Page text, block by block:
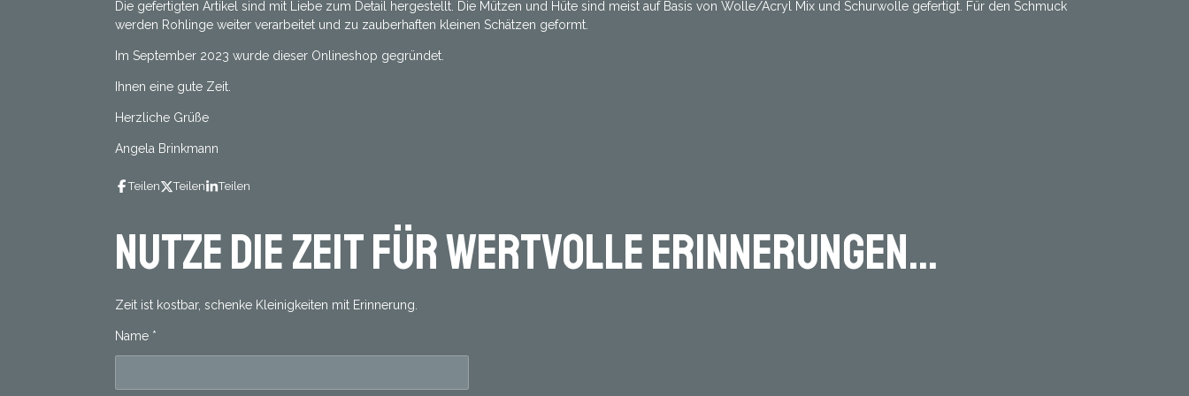
Die gefertigten Artikel sind mit Liebe zum Detail hergestellt. Die Mützen und Hüte sind meist auf Basis von Wolle/Acryl Mix und Schurwolle gefertigt. Für den Schmuck
werden Rohlinge weiter verarbeitet und zu zauberhaften kleinen Schätzen geformt.
Im September 2023 wurde dieser Onlineshop gegründet.
Ihnen eine gute Zeit.
Herzliche Grüße
Angela Brinkmann
Teilen Teilen Teilen
Nutze die Zeit für wertvolle Erinnerungen...
Zeit ist kostbar, schenke Kleinigkeiten mit Erinnerung.
Name *